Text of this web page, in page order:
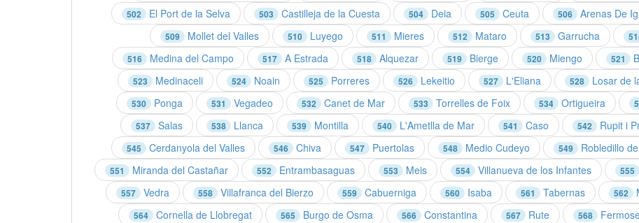
502 El Port de la Selva 503 Castilleja de la Cuesta 504 Deia 505 Ceuta 506 Arenas De
509 Mollet del Valles 510 Luyego 511 Mieres 512 Mataro 513 Garrucha
516 Medina del Campo 517 A Estrada 518 Alquezar 519 Bierge 520 Miengo 521
523 Medinaceli 524 Noain 525 Porreres 526 Lekeitio 527 L'Eliana 528 Losar de
530 Ponga 531 Vegadeo 532 Canet de Mar 533 Torrelles de Foix 534 Ortigueira
537 Salas 538 Llanca 539 Montilla 540 L'Ametlla de Mar 541 Caso 542 Rupit i
545 Cerdanyola del Valles 546 Chiva 547 Puertolas 548 Medio Cudeyo 549 Robledillo
551 Miranda del Castañar 552 Entrambasaguas 553 Meis 554 Villanueva de los Infantes 555
557 Vedra 558 Villafranca del Bierzo 559 Cabuerniga 560 Isaba 561 Tabernas 562
564 Cornella de Llobregat 565 Burgo de Osma 566 Constantina 567 Rute 568